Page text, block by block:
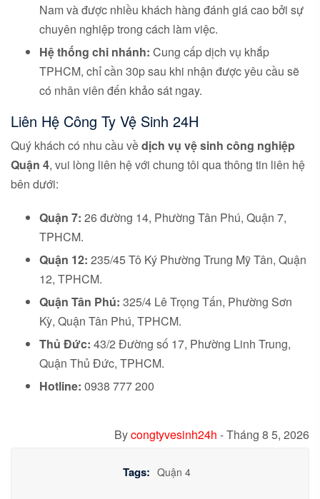
Nam và được nhiều khách hàng đánh giá cao bởi sự
chuyên nghiệp trong cách làm việc.
Hệ thống chi nhánh: Cung cấp dịch vụ khắp
TPHCM, chỉ cần 30p sau khi nhận được yêu cầu sẽ
có nhân viên đến khảo sát ngay.
Liên Hệ Công Ty Vệ Sinh 24H
Quý khách có nhu cầu vềdịch vụ vệ sinh công nghiệp
Quận 4, vui lòng liên hệ với chung tôi qua thông tin liên hệ
bên dưới:
Quận 7: 26 đường 14, Phường Tân Phú, Quận 7,
TPHCM.
Quận 12: 235/45 Tô Ký Phường Trung Mỹ Tân, Quận
12, TPHCM.
Quận Tân Phú: 325/4 Lê Trọng Tấn, Phường Sơn
Kỳ, Quận Tân Phú, TPHCM.
Thủ Đức: 43/2 Đường số 17, Phường Linh Trung,
Quận Thủ Đức, TPHCM.
Hotline: 0938 777 200
Bycongtyvesinh24h -Tháng 8 5, 2026
Tags: Quận 4